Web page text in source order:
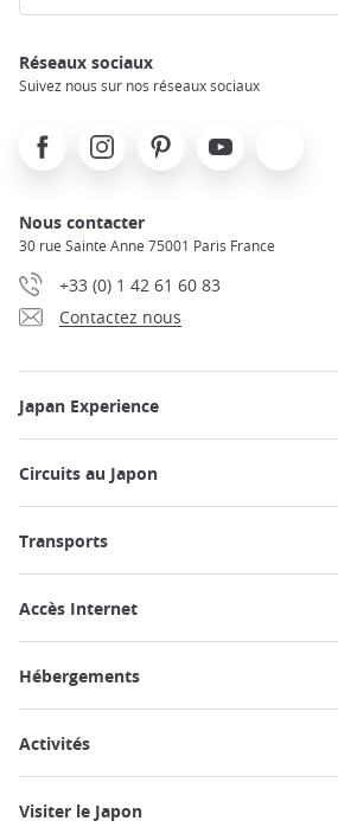
Réseaux sociaux
Suivez nous sur nos réseaux sociaux
FacebookInstagramPinterest Youtube
Nous contacter
30 rue Sainte Anne 75001 Paris France
+33 (0) 1 42 61 60 83
Contactez nous
Japan Experience
Circuits au Japon
Transports
Accès Internet
Hébergements
Activités
Visiter le Japon